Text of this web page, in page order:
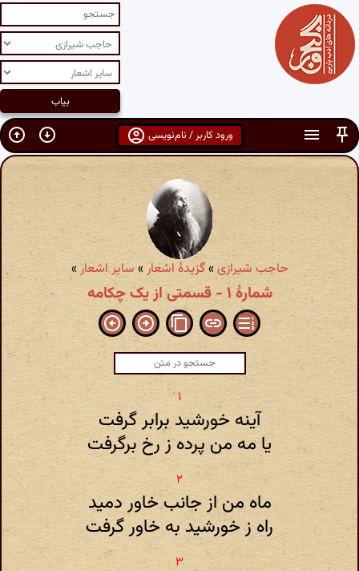
ورود کاربر / نام‌نویسی
حاجب شیرازی»گزیدهٔ اشعار » سایر اشعار»
شمارهٔ ۱ - قسمتی از یک چکامه
آینه خورشید برابر گرفت
یا مه من پرده ز رخ برگرفت
ماه من از جانب خاور دمید
راه ز خورشید به خاور گرفت